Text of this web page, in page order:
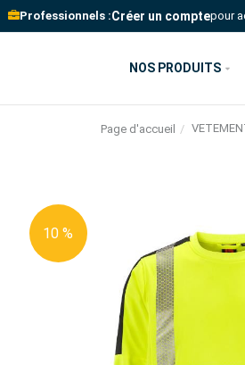
Professionnels :Créer un comptepour
NOS PRODUITS
Page d'accueil
10 %